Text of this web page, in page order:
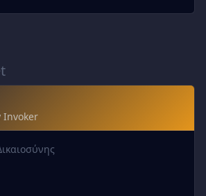
Invoker